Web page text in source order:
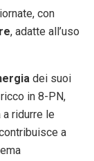
con
, adatte all’uso
dei suoi
in 8-PN,
ridurre le
a